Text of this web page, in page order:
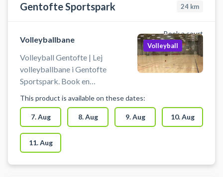
Gentofte Sportspark 24 km
Book a court
Volleyballbane
Volleyball Gentofte | Lej
volleyballbane i Gentofte
Sportspark. Book en
Gentofte på en volley
træningsbane som kan benyttes til
ekstra træning, talent træning
eller kammeratlig sportslig hygge.
Du booker for min. 2 personer og
max 16 personer pr. bane. Der kan
Volleyball
This product is available on these dates:
7. Aug 8. Aug 9. Aug 10. Aug
11. Aug